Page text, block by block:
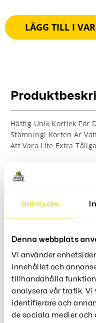
Samtycke
Denna webbplats
Vi använder
innehållet och
tillhandahålla
analysera vår trafik. Vi
identifierare och
de sociala medier och
LÄGG TILL I
Häftig Unik Kortlek För
Stämning! Korten Är
Att Vara Lite Extra
Material: Plast
Recensioner
Relaterade